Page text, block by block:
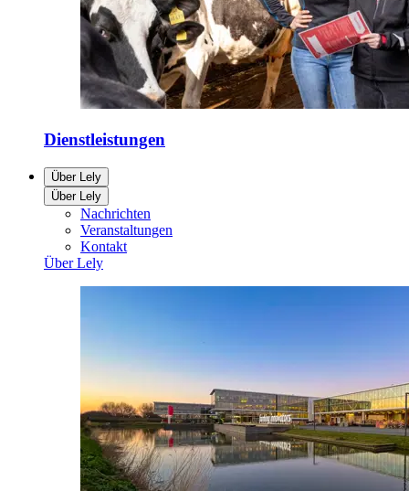
Dienstleistungen
Über Lely
Über Lely
Nachrichten
Veranstaltungen
Kontakt
Über Lely